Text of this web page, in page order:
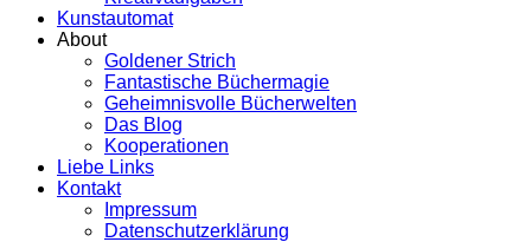
Kunstautomat
About
Goldener Strich
Fantastische Büchermagie
Geheimnisvolle Bücherwelten
Das Blog
Kooperationen
Liebe Links
Kontakt
Impressum
Datenschutzerklärung